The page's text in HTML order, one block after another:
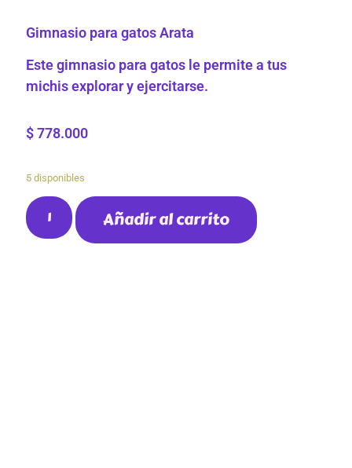
Gimnasio para gatos Arata
Este gimnasio para gatos le permite a tus
michis explorar y ejercitarse.
$ 778.000
5 disponibles
Añadir al carrito